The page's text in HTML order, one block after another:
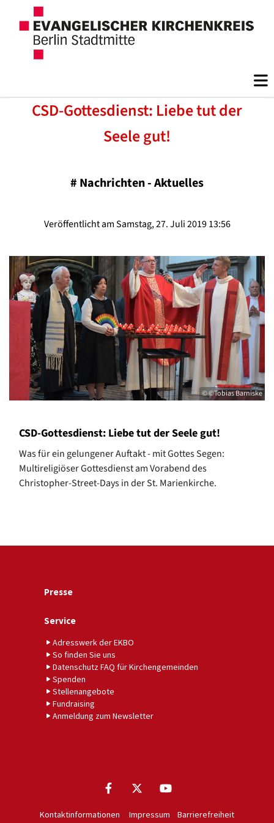
CSD-Gottesdienst: Liebe tut der
Seele gut!
# Nachrichten - Aktuelles
Veröffentlicht am Samstag, 27. Juli 2019 13:56
© ©Tobias Barniske
CSD-Gottesdienst: Liebe tut der Seele gut!
Was für ein gelungener Auftakt - mit Gottes Segen:
Multireligiöser Gottesdienst am Vorabend des
Christopher-Street-Days in der St. Marienkirche.
Presse
Service
Adresswerk der EKBO
So finden Sie uns
Datenschutz FAQ für Kirchengemeinden
Spenden
Stellenangebote
Fundraising
Anmeldung zum Newsletter
Kontaktinformationen Impressum Barrierefreiheit